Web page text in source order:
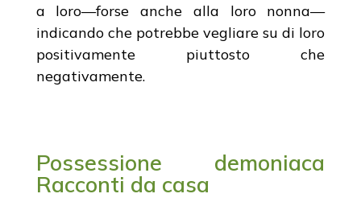
a loro—forse anche alla loro nonna—
indicando che potrebbe vegliare su di loro
positivamente piuttosto che
negativamente.
Possessione demoniaca
Racconti da casa